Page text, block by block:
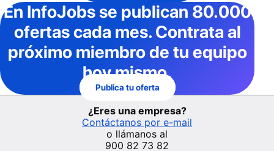
En InfoJobsse publican 80.000
ofertas cada mes. Contrata al
próximo miembro de tu equipo
hoy mismo.
Publica tu oferta
¿Eres una empresa?
Contáctanos por e-mail
o llámanos al
900 82 73 82